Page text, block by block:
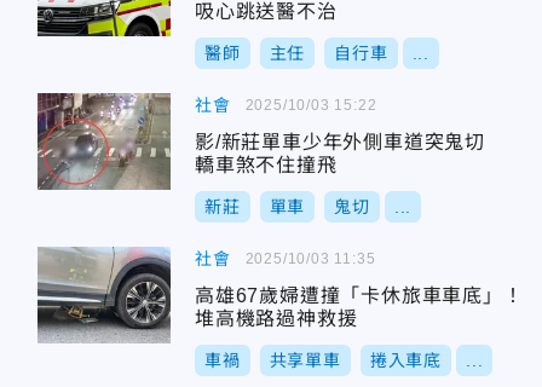
吸心跳送醫不治
醫師 主任 自行車
社會
影/新莊單車少年外側車道突鬼切
轎車煞不住撞飛
新莊 單車 鬼切
2025/10/03 15:22
社會
高雄67歲婦遭撞「卡休旅車車底」！
堆高機路過神救援
車禍 共享單車 捲入車底
2025/10/03 11:35